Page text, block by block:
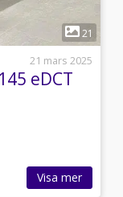
21
21 mars 2025
eDCT
Visa mer